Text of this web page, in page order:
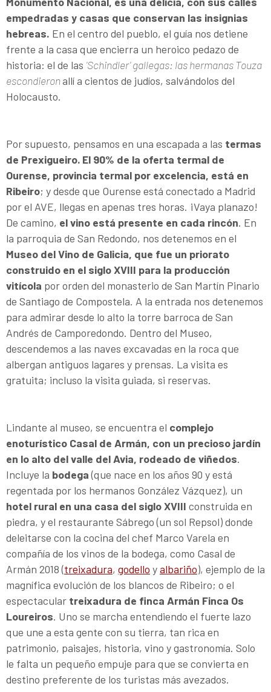
empedradas y casas que conservan las insignias
hebreas. En el centro del pueblo, el guía nos detiene
frente a la casa que encierra un heroico pedazo de
historia: el de las 'Schindler'gallegas: las hermanas Touza
escondieronallí a cientos de judíos, salvándolos del
Holocausto.
Por supuesto, pensamos en una escapada a las termas
de Prexigueiro. El 90% de la oferta termal de
Ourense, provincia termal por excelencia, está en
Ribeiro; y desde que Ourense está conectado a Madrid
por el AVE, llegas en apenas tres horas. ¡Vaya planazo!
De camino, el vino está presente en cada rincón. En
la parroquia de San Redondo, nos detenemos en el
Museo del Vino de Galicia, que fue un priorato
construido en el siglo XVIII para la producción
vitícola por orden del monasterio de San Martín Pinario
de Santiago de Compostela. A la entrada nos detenemos
para admirar desde lo alto la torre barroca de San
Andrés de Camporedondo. Dentro del Museo,
descendemos a las naves excavadas en la roca que
albergan antiguos lagares y prensas. La visita es
gratuita; incluso la visita guiada, si reservas.
Lindante al museo, se encuentra el complejo
enoturístico Casal de Armán, con un precioso jardín
en lo alto del valle del Avia, rodeado de viñedos.
Incluye la bodega(que nace en los años 90 y está
regentada por los hermanos González Vázquez), un
hotel rural en una casa del siglo XVIII construida en
piedra, y el restaurante Sábrego (un sol Repsol) donde
deleitarse con la cocina del chef Marco Varela en
compañía de los vinos de la bodega, como Casal de
Armán 2018 (treixadura, godello yalbariño), ejemplo de la
magnífica evolución de los blancos de Ribeiro; o el
espectacular treixadura de finca Armán Finca Os
Loureiros. Uno se marcha entendiendo el fuerte lazo
que une a esta gente con su tierra, tan rica en
patrimonio, paisajes, historia, vino y gastronomía. Solo
le falta un pequeño empuje para que se convierta en
destino preferente de los turistas más avezados.